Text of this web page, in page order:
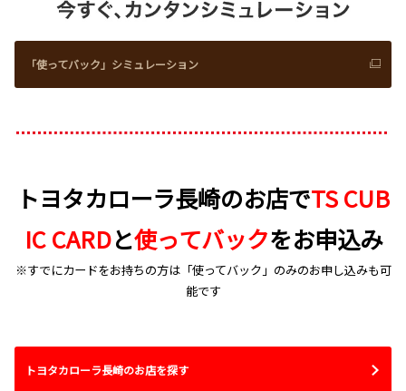
「使ってバック」シミュレーション
トヨタカローラ長崎のお店でTS CUB
IC CARDと使ってバックをお申込み
※すでにカードをお持ちの方は「使ってバック」のみのお申し込みも可
能です
トヨタカローラ長崎のお店を探す